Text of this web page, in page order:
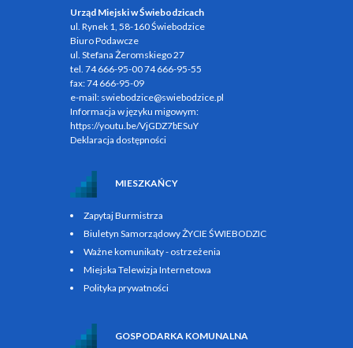
Urząd Miejski w Świebodzicach
ul. Rynek 1, 58-160 Świebodzice
Biuro Podawcze
ul. Stefana Żeromskiego 27
tel. 74 666-95-0074 666-95-55
fax:74 666-95-09
e-mail: swiebodzice@swiebodzice.pl
Informacja w języku migowym:
https://youtu.be/VjGDZ7bESuY
Deklaracja dostępności
MIESZKAŃCY
Zapytaj Burmistrza
Biuletyn Samorządowy ŻYCIE ŚWIEBODZIC
Ważne komunikaty - ostrzeżenia
Miejska Telewizja Internetowa
Polityka prywatności
GOSPODARKA KOMUNALNA